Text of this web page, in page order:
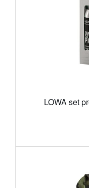
LOWA set